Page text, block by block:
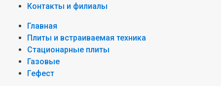
Контакты и филиалы
Главная
Плиты и встраиваемая техника
Стационарные плиты
Газовые
Гефест